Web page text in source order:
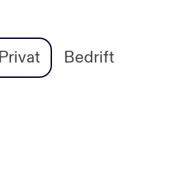
Privat
Bedrift